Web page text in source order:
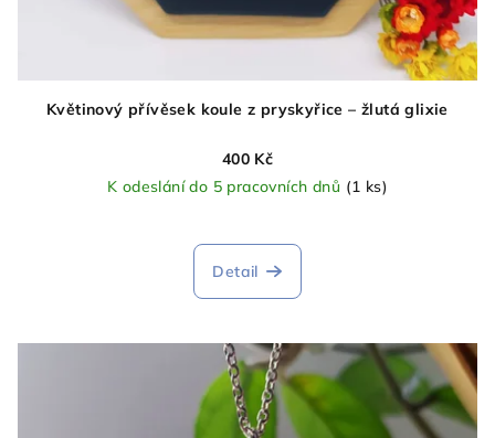
Květinový přívěsek koule z pryskyřice – žlutá glixie
400 Kč
K odeslání do 5 pracovních dnů (1 ks)
Detail